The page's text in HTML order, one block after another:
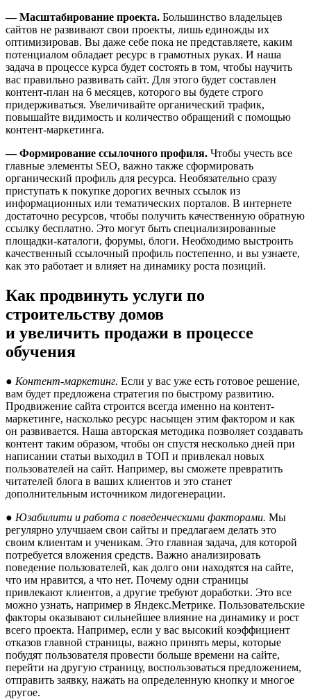
— Масштабирование проекта. Большинство владельцев
сайтов не развивают свои проекты, лишь единожды их
оптимизировав. Вы даже себе пока не представляете, каким
потенциалом обладает ресурс в грамотных руках. И наша
задача в процессе курса будет состоять в том, чтобы научить
вас правильно развивать сайт. Для этого будет составлен
контент-план на 6 месяцев, которого вы будете строго
придерживаться. Увеличивайте органический трафик,
повышайте видимость и количество обращений с помощью
контент-маркетинга.
— Формирование ссылочного профиля. Чтобы учесть все
главные элементы SEO, важно также сформировать
органический профиль для ресурса. Необязательно сразу
приступать к покупке дорогих вечных ссылок из
информационных или тематических порталов. В интернете
достаточно ресурсов, чтобы получить качественную обратную
ссылку бесплатно. Это могут быть специализированные
площадки-каталоги, форумы, блоги. Необходимо выстроить
качественный ссылочный профиль постепенно, и вы узнаете,
как это работает и влияет на динамику роста позиций.
Как продвинуть услуги по
строительству домов
и увеличить продажи в процессе
обучения
● Контент-маркетинг. Если у вас уже есть готовое решение,
вам будет предложена стратегия по быстрому развитию.
Продвижение сайта строится всегда именно на контент-
маркетинге, насколько ресурс насыщен этим фактором и как
он развивается. Наша авторская методика позволяет создавать
контент таким образом, чтобы он спустя несколько дней при
написании статьи выходил в ТОП и привлекал новых
пользователей на сайт. Например, вы сможете превратить
читателей блога в ваших клиентов и это станет
дополнительным источником лидогенерации.
● Юзабилити и работа с поведенческими факторами. Мы
регулярно улучшаем свои сайты и предлагаем делать это
своим клиентам и ученикам. Это главная задача, для которой
потребуется вложения средств. Важно анализировать
поведение пользователей, как долго они находятся на сайте,
что им нравится, а что нет. Почему одни страницы
привлекают клиентов, а другие требуют доработки. Это все
можно узнать, например в Яндекс.Метрике. Пользовательские
факторы оказывают сильнейшее влияние на динамику и рост
всего проекта. Например, если у вас высокий коэффициент
отказов главной страницы, важно принять меры, которые
побудят пользователя провести больше времени на сайте,
перейти на другую страницу, воспользоваться предложением,
отправить заявку, нажать на определенную кнопку и многое
другое.